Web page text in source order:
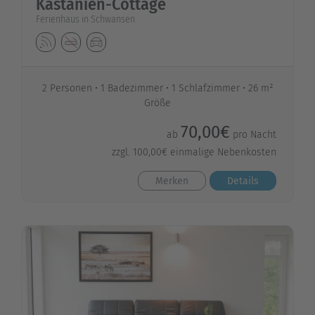
Kastanien-Cottage
Ferienhaus in Schwansen
2 Personen 1 Badezimmer 1 Schlafzimmer
26 m²
Größe
ab 70,00€ pro Nacht
zzgl. 100,00€ einmalige Nebenkosten
Merken Details